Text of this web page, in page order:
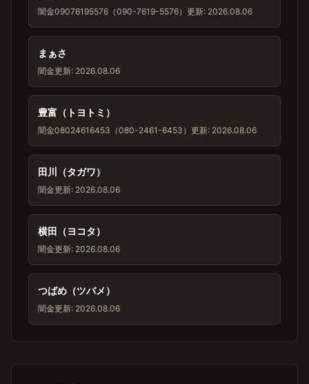
闇金09076195576（090-7619-5576） 更新: 2026.08.06
まぁさ
闇金更新: 2026.08.06
豊富（トヨトミ）
闇金08024616453（080-2461-6453） 更新: 2026.08.06
田川（タガワ）
闇金更新: 2026.08.06
横田（ヨコタ）
闇金更新: 2026.08.06
つばめ（ツバメ）
闇金更新: 2026.08.06